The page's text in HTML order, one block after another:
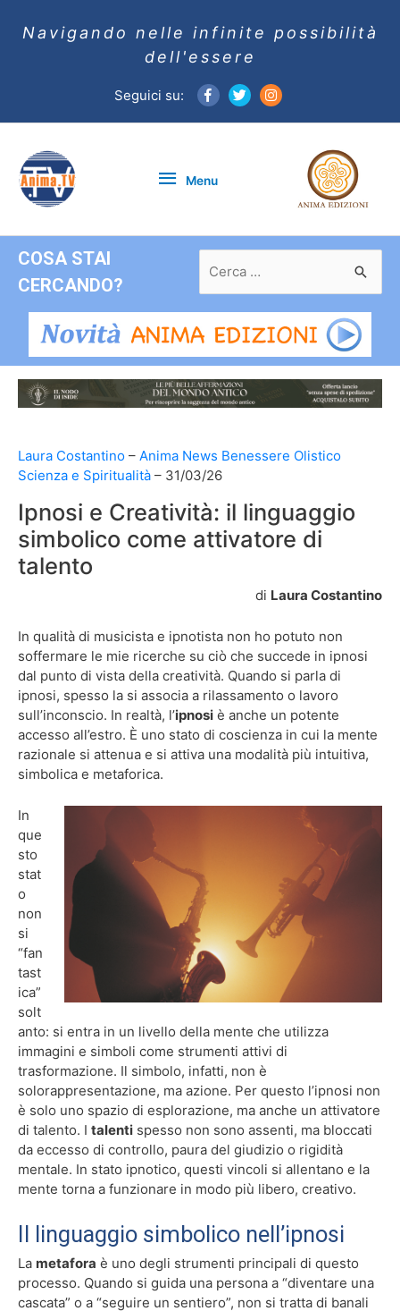
Navigando nelle infinite possibilità
dell'essere
Seguici su:
Menu
COSA STAI
CERCANDO?
per:
Laura Costantino Anima News Benessere Olistico
Scienza e Spiritualità
31/03/26
Ipnosi e Creatività: il linguaggio
simbolico come attivatore di
talento
di Laura Costantino
In qualità di musicista e ipnotista non ho potuto non
soffermare le mie ricerche su ciò che succede in ipnosi
dal punto di vista della creatività. Quando si parla di
ipnosi, spesso la si associa a rilassamento o lavoro
sull’inconscio. In realtà, l’ipnosi è anche un potente
accesso all’estro. È uno stato di coscienza in cui la mente
razionale si attenua e si attiva una modalità più intuitiva,
simbolica e metaforica.
In
que
sto
stat
o
non
si
“fan
tast
ica”
solt
anto: si entra in un livello della mente che utilizza
immagini e simboli come strumenti attivi di
trasformazione. Il simbolo, infatti, non è
solorappresentazione, ma azione. Per questo l’ipnosi non
è solo uno spazio di esplorazione, ma anche un attivatore
di talento. I talenti spesso non sono assenti, ma bloccati
da eccesso di controllo, paura del giudizio o rigidità
mentale. In stato ipnotico, questi vincoli si allentano e la
mente torna a funzionare in modo più libero, creativo.
Il linguaggio simbolico nell’ipnosi
La metafora è uno degli strumenti principali di questo
processo. Quando si guida una persona a “diventare una
cascata” o a “seguire un sentiero”, non si tratta di banali